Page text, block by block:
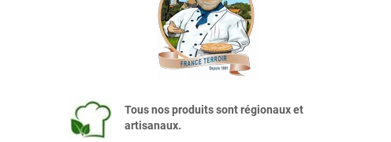
Tous nos produits sont régionaux et
artisanaux.